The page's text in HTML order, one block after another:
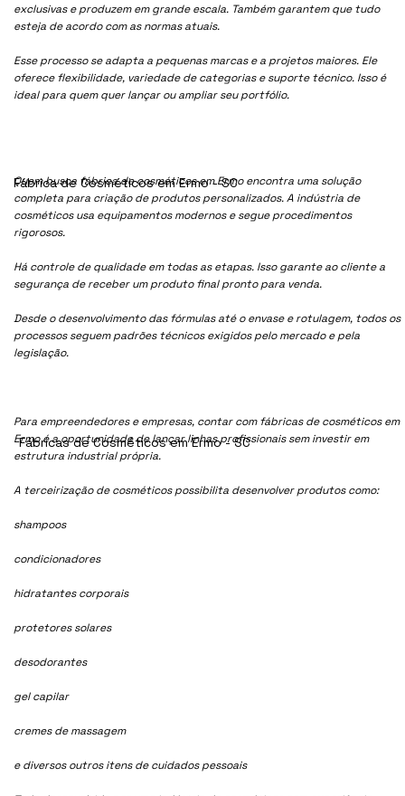
exclusivas e produzem em grande escala. Também garantem que tudo
esteja de acordo com as normas atuais.
Esse processo se adapta a pequenas marcas e a projetos maiores. Ele
oferece flexibilidade, variedade de categorias e suporte técnico. Isso é
ideal para quem quer lançar ou ampliar seu portfólio.
Quem busca fábrica de cosméticos em Ermo encontra uma solução
completa para criação de produtos personalizados. A indústria de
cosméticos usa equipamentos modernos e segue procedimentos
rigorosos.
Há controle de qualidade em todas as etapas. Isso garante ao cliente a
segurança de receber um produto final pronto para venda.
Desde o desenvolvimento das fórmulas até o envase e rotulagem, todos os
processos seguem padrões técnicos exigidos pelo mercado e pela
legislação.
Para empreendedores e empresas, contar com fábricas de cosméticos em
Ermo é a oportunidade de lançar linhas profissionais sem investir em
estrutura industrial própria.
A terceirização de cosméticos possibilita desenvolver produtos como:
shampoos
condicionadores
hidratantes corporais
protetores solares
desodorantes
gel capilar
cremes de massagem
e diversos outros itens de cuidados pessoais
Fábrica de Cosméticos em Ermo - SC
Fábricas de Cosméticos em Ermo - SC